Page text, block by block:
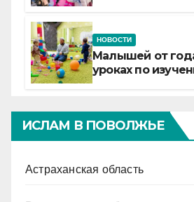
НОВОСТИ
Малышей от
уроках по
ИСЛАМ В ПОВОЛЖЬЕ
Астраханская область